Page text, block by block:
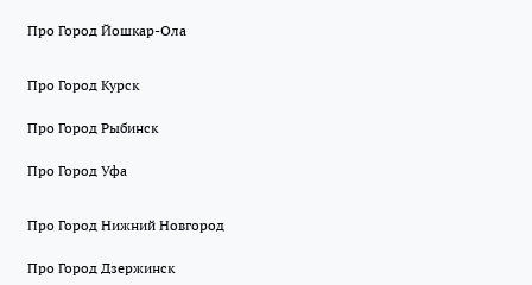
Про Город Йошкар-Ола
Про Город Курск
Про Город Рыбинск
Про Город Уфа
Про Город Нижний Новгород
Про Город Дзержинск